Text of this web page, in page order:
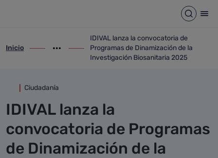
Abrir
ir-a inicio
Inicio
Mostrar opciones del camino de migas
ir-a IDIVAL lanza la convocatoria de
IDIVAL lanza la convocatoria de
Programas de Dinamización de la
Investigación Biosanitaria 2025
Ciudadanía
IDIVAL lanza la
convocatoria de Programas
de Dinamización de la